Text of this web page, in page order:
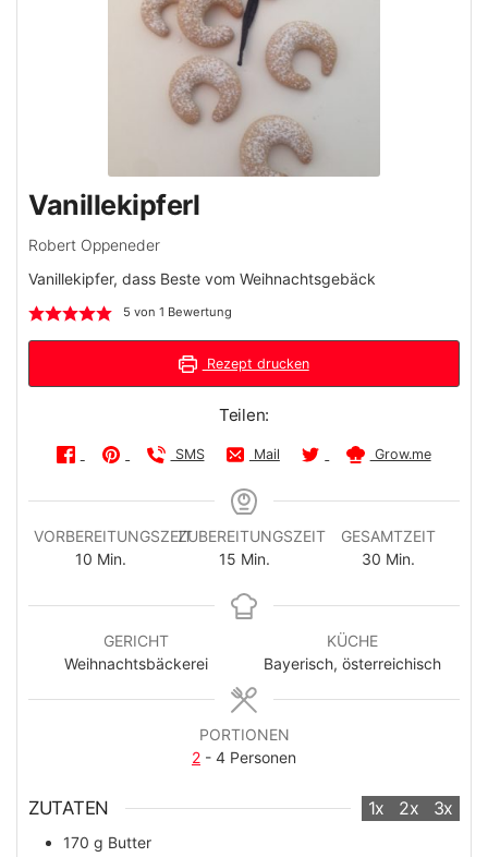
Vanillekipferl
Robert Oppeneder
Vanillekipfer, dass Beste vom Weihnachtsgebäck
5 von 1 Bewertung
Rezept drucken
Teilen:
SMS Mail Grow.me
VORBEREITUNGSZEIT
10Minuten
Min.
ZUBEREITUNGSZEIT
15Minuten
Min.
GESAMTZEIT
30Minuten
Min.
GERICHT
Weihnachtsbäckerei
KÜCHE
Bayerisch, österreichisch
PORTIONEN
2 - 4 Personen
ZUTATEN 1x 2x 3x
170 g Butter